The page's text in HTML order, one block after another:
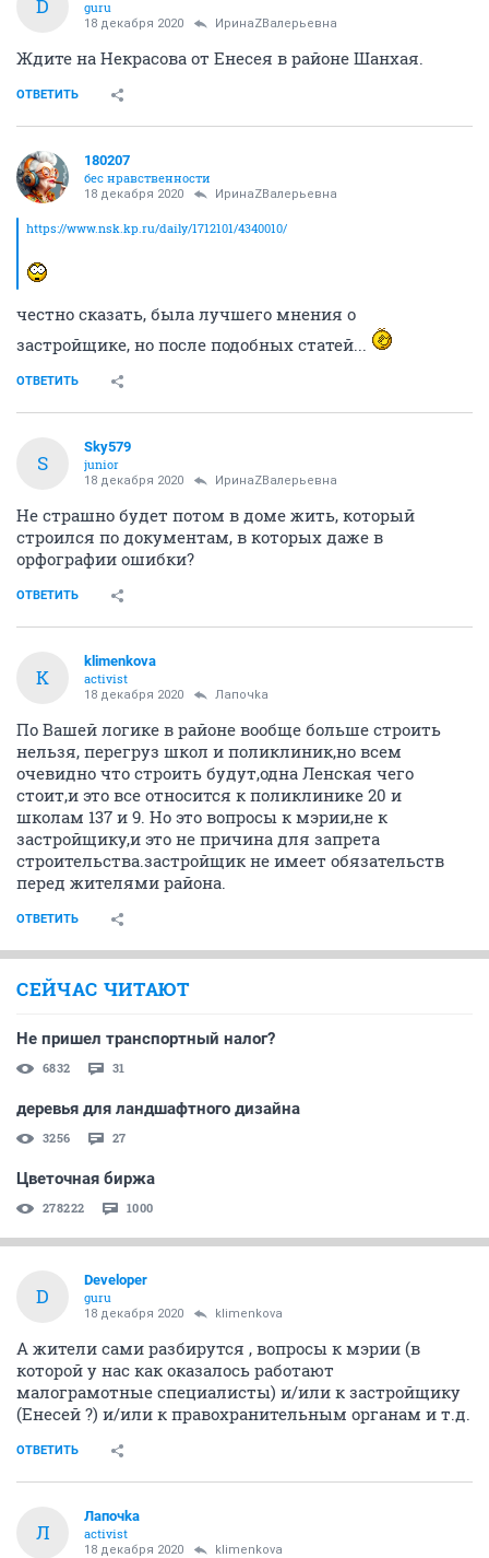
D guru
18 декабря 2020 ИринаZВалерьевна
Ждите на Некрасова от Енесея в районе Шанхая.
ОТВЕТИТЬ
180207
бес нравственности
18 декабря 2020 ИринаZВалерьевна
https://www.nsk.kp.ru/daily/1712101/4340010/
честно сказать, была лучшего мнения о
застройщике, но после подобных статей...
ОТВЕТИТЬ
S
Sky579
junior
18 декабря 2020 ИринаZВалерьевна
Не страшно будет потом в доме жить, который
строился по документам, в которых даже в
орфографии ошибки?
ОТВЕТИТЬ
K
klimenkova
activist
18 декабря 2020 Лапочkа
По Вашей логике в районе вообще больше строить
нельзя, перегруз школ и поликлиник,но всем
очевидно что строить будут,одна Ленская чего
стоит,и это все относится к поликлинике 20 и
школам 137 и 9. Но это вопросы к мэрии,не к
застройщику,и это не причина для запрета
строительства.застройщик не имеет обязательств
перед жителями района.
ОТВЕТИТЬ
СЕЙЧАС ЧИТАЮТ
Не пришел транспортный налог?
6832 31
деревья для ландшафтного дизайна
3256 27
Цветочная биржа
278222 1000
D
Developer
guru
18 декабря 2020 klimenkova
А жители сами разбирутся , вопросы к мэрии (в
которой у нас как оказалось работают
малограмотные специалисты) и/или к застройщику
(Енесей ?) и/или к правохранительным органам и т.д.
ОТВЕТИТЬ
Л
Лапочkа
activist
18 декабря 2020 klimenkova